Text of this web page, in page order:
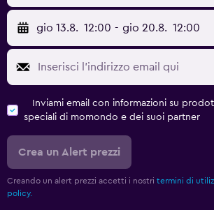
gio 13.8. 12:00 - gio 20.8. 12:00
Inviami email con informazioni su
speciali di momondo e dei suoi partner
Crea un Alert prezzi
Creando un alert prezzi accetti i nostri termini di
policy.